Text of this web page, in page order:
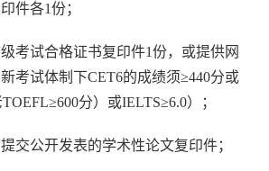
件各1份；
考试合格证书复印件1份，或提供网
考试体制下CET6的成绩须≥440分或
TOEFL≥600分）或IELTS≥6.0）；
交公开发表的学术性论文复印件；